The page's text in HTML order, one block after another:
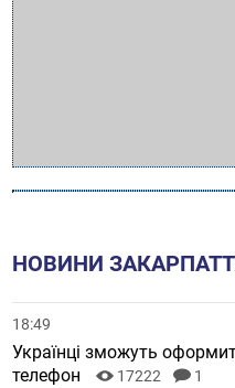
НОВИНИ
18:49
Українці зможуть
телефон
17222 1